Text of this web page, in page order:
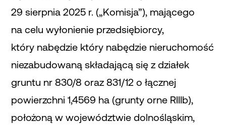
29 sierpnia 2025 r. („Komisja”), mającego
na celu wyłonienie przedsiębiorcy,
który nabędzie który nabędzie nieruchomość
niezabudowaną składającą się z działek
gruntu nr 830/8 oraz 831/12 o łącznej
powierzchni 1,4569 ha (grunty orne RIIIb),
położoną w województwie dolnośląskim,